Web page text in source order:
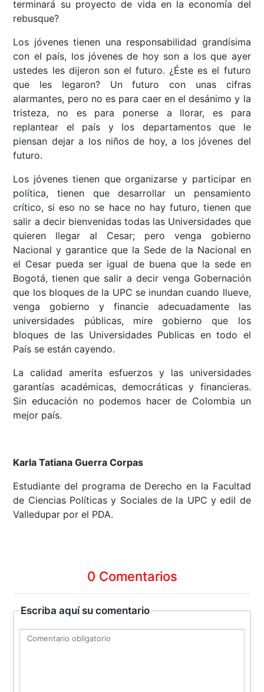
terminará su proyecto de vida en la economía del
rebusque?
Los jóvenes tienen una responsabilidad grandísima
con el país, los jóvenes de hoy son a los que ayer
ustedes les dijeron son el futuro. ¿Éste es el futuro
que les legaron? Un futuro con unas cifras
alarmantes, pero no es para caer en el desánimo y la
tristeza, no es para ponerse a llorar, es para
replantear el país y los departamentos que le
piensan dejar a los niños de hoy, a los jóvenes del
futuro.
Los jóvenes tienen que organizarse y participar en
política, tienen que desarrollar un pensamiento
crítico, si eso no se hace no hay futuro, tienen que
salir a decir bienvenidas todas las Universidades que
quieren llegar al Cesar; pero venga gobierno
Nacional y garantice que la Sede de la Nacional en
el Cesar pueda ser igual de buena que la sede en
Bogotá, tienen que salir a decir venga Gobernación
que los bloques de la UPC se inundan cuando llueve,
venga gobierno y financie adecuadamente las
universidades públicas, mire gobierno que los
bloques de las Universidades Publicas en todo el
País se están cayendo.
La calidad amerita esfuerzos y las universidades
garantías académicas, democráticas y financieras.
Sin educación no podemos hacer de Colombia un
mejor país.
Karla Tatiana Guerra Corpas
Estudiante del programa de Derecho en la Facultad
de Ciencias Políticas y Sociales de la UPC y edil de
Valledupar por el PDA.
0 Comentarios
Escriba aquí su comentario